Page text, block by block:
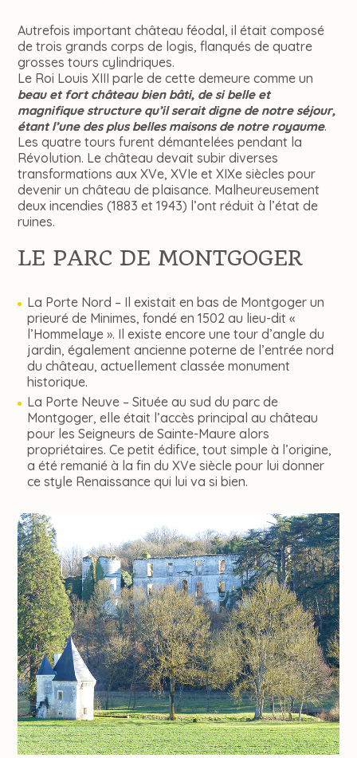
Autrefois important château féodal, il était composé
de trois grands corps de logis, flanqués de quatre
grosses tours cylindriques.
Le Roi Louis XIII parle de cette demeure comme un
beau et fort château bien bâti, de si belle et
magnifique structure qu’il serait digne de notre séjour,
étant l’une des plus belles maisons de notre royaume.
Les quatre tours furent démantelées pendant la
Révolution. Le château devait subir diverses
transformations aux XVe, XVIe et XIXe siècles pour
devenir un château de plaisance. Malheureusement
deux incendies (1883 et 1943) l’ont réduit à l’état de
ruines.
LE PARC DE MONTGOGER
La Porte Nord – Il existait en bas de Montgoger un
prieuré de Minimes, fondé en 1502 au lieu-dit «
l’Hommelaye ». Il existe encore une tour d’angle du
jardin, également ancienne poterne de l’entrée nord
du château, actuellement classée monument
historique.
La Porte Neuve – Située au sud du parc de
Montgoger, elle était l’accès principal au château
pour les Seigneurs de Sainte-Maure alors
propriétaires. Ce petit édifice, tout simple à l’origine,
a été remanié à la fin du XVe siècle pour lui donner
ce style Renaissance qui lui va si bien.